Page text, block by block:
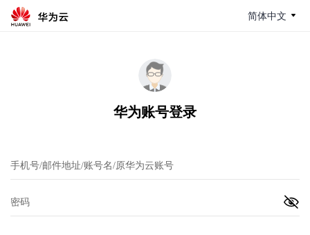
简体中文
华为账号登录